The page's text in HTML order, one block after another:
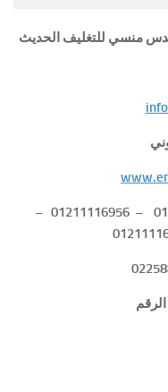
منسي للتغليف الحديث
موبايل: 01211116954 – 01211116955 – 01211116956 –